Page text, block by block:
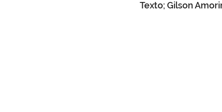
Texto; Gilson